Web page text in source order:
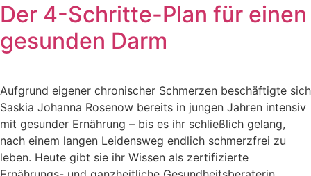
Der 4-Schritte-Plan für einen
gesunden Darm
Aufgrund eigener chronischer Schmerzen beschäftigte sich
Saskia Johanna Rosenow bereits in jungen Jahren intensiv
mit gesunder Ernährung – bis es ihr schließlich gelang,
nach einem langen Leidensweg endlich schmerzfrei zu
leben. Heute gibt sie ihr Wissen als zertifizierte